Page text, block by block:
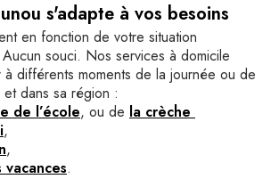
s'adapte à vos besoins
en fonction de votre situation
souci. Nos services à domicile
à différents moments de la journée ou de
dans sa région :
de l’école, ou de la crèche
,
,
vacances.